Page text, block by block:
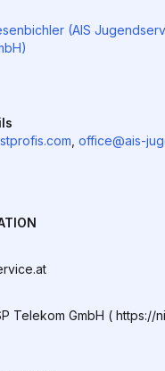
(AIS
office@ais-
Telekom GmbH ( https://